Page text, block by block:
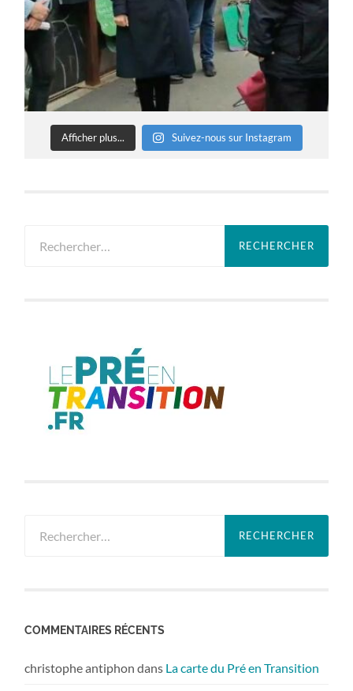
Afficher plus... Suivez-nous sur Instagram
COMMENTAIRES RÉCENTS
christophe antiphon dans La carte du Pré en Transition